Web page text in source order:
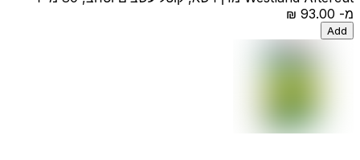
מ-
Add